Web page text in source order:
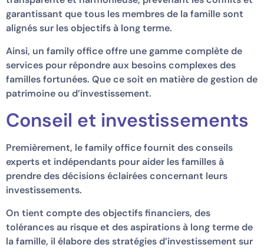
garantissant que tous les membres de la famille sont
alignés sur les objectifs à long terme.
Ainsi, un family office offre une gamme complète de
services pour répondre aux besoins complexes des
familles fortunées. Que ce soit en matière de gestion de
patrimoine ou d’investissement.
Conseil et investissements
Premièrement, le family office fournit des conseils
experts et indépendants pour aider les familles à
prendre des décisions éclairées concernant leurs
investissements.
On tient compte des objectifs financiers, des
tolérances au risque et des aspirations à long terme de
la famille, il élabore des stratégies d’investissement sur